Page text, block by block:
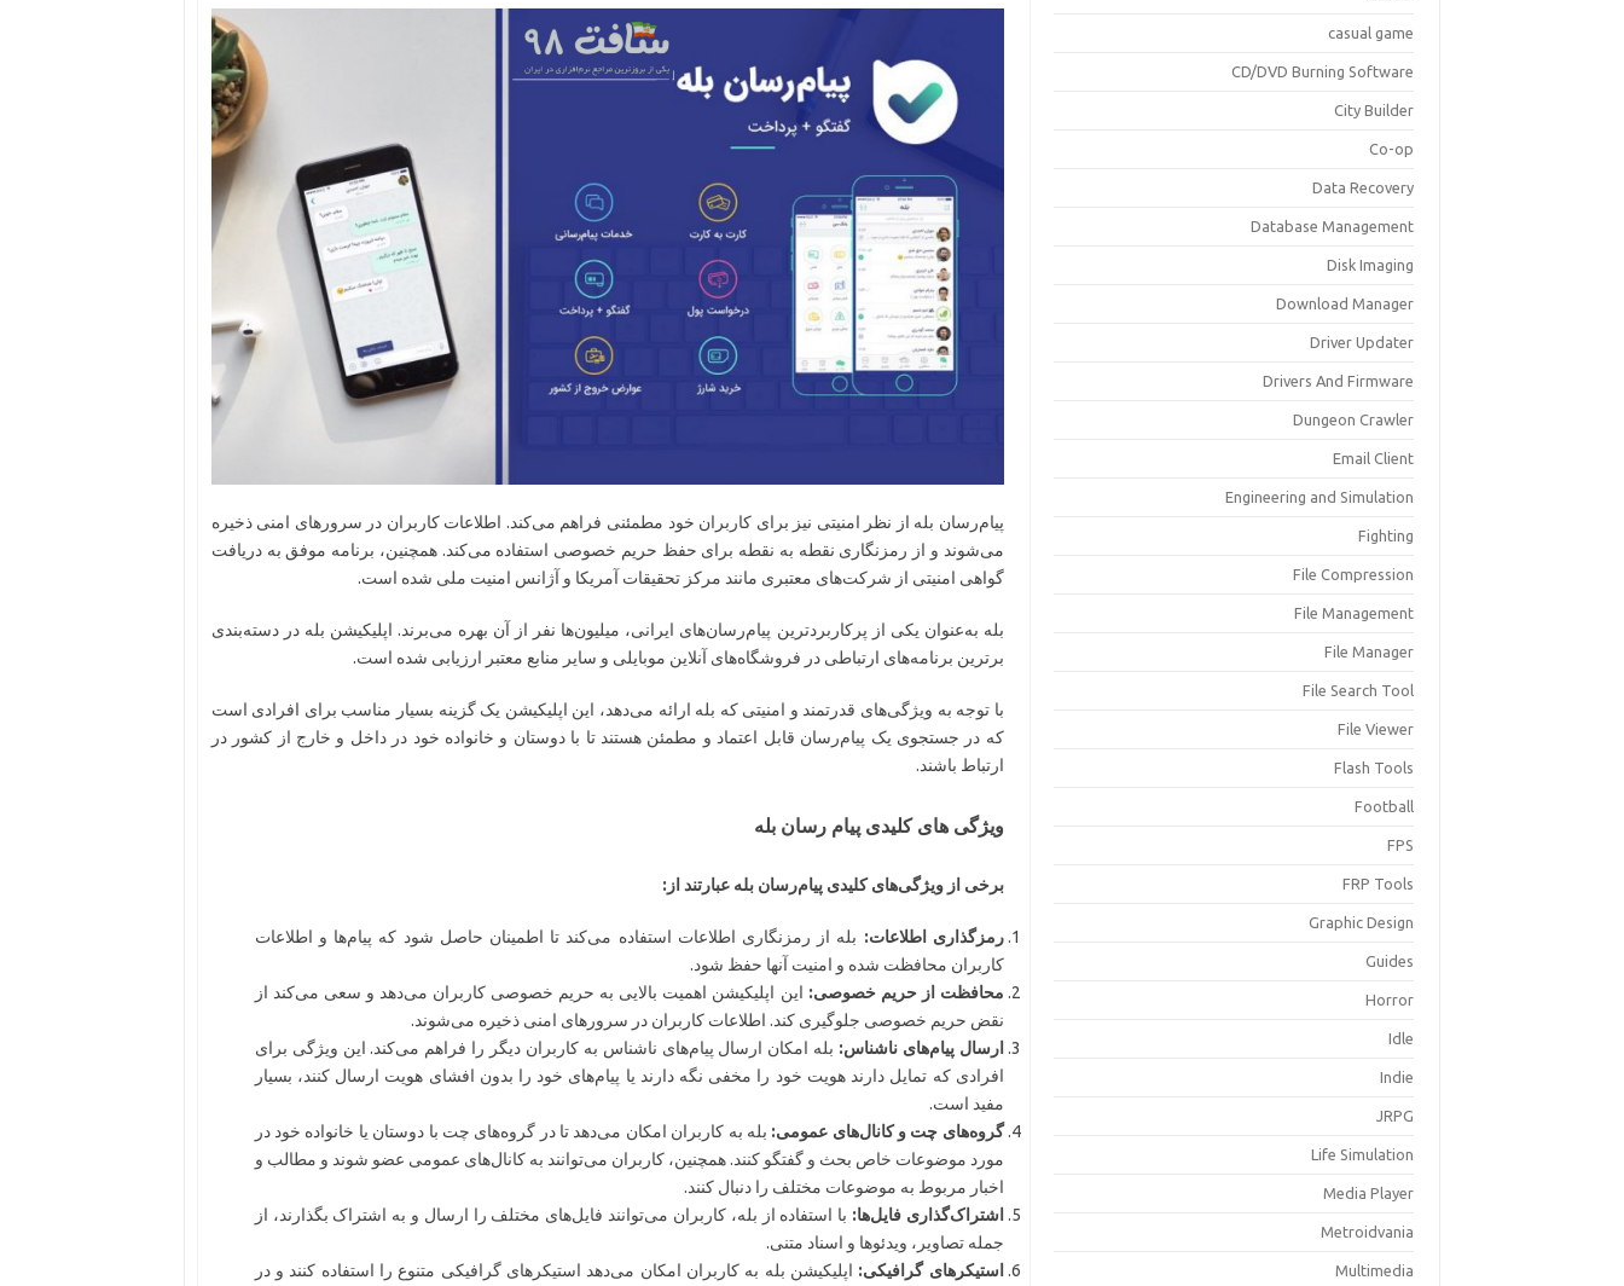
پیام‌رسان بله از نظر امنیتی نیز برای کاربران خود مطمئنی فراهم می‌کند. اطلاعات کاربران در سرورهای امنی ذخیره
می‌شوند و از رمزنگاری نقطه به نقطه برای حفظ حریم خصوصی استفاده می‌کند. همچنین، برنامه موفق به دریافت
گواهی امنیتی از شرکت‌های معتبری مانند مرکز تحقیقات آمریکا و آژانس امنیت ملی شده است.
بله به‌عنوان یکی از پرکاربردترین پیام‌رسان‌های ایرانی، میلیون‌ها نفر از آن بهره می‌برند. اپلیکیشن بله در دسته‌بندی
برترین برنامه‌های ارتباطی در فروشگاه‌های آنلاین موبایلی و سایر منابع معتبر ارزیابی شده است.
با توجه به ویژگی‌های قدرتمند و امنیتی که بله ارائه می‌دهد، این اپلیکیشن یک گزینه بسیار مناسب برای افرادی است
که در جستجوی یک پیام‌رسان قابل اعتماد و مطمئن هستند تا با دوستان و خانواده خود در داخل و خارج از کشور در
ارتباط باشند.
ویژگی های کلیدی پیام رسان بله
برخی از ویژگی‌های کلیدی پیام‌رسان بله عبارتند از:
رمزگذاری اطلاعات: بله از رمزنگاری اطلاعات استفاده می‌کند تا اطمینان حاصل شود که پیام‌ها و اطلاعات
کاربران محافظت شده و امنیت آنها حفظ شود.
محافظت از حریم خصوصی: این اپلیکیشن اهمیت بالایی به حریم خصوصی کاربران می‌دهد و سعی می‌کند از
نقض حریم خصوصی جلوگیری کند. اطلاعات کاربران در سرورهای امنی ذخیره می‌شوند.
ارسال پیام‌های ناشناس: بله امکان ارسال پیام‌های ناشناس به کاربران دیگر را فراهم می‌کند. این ویژگی برای
افرادی که تمایل دارند هویت خود را مخفی نگه دارند یا پیام‌های خود را بدون افشای هویت ارسال کنند، بسیار
مفید است.
گروه‌های چت و کانال‌های عمومی: بله به کاربران امکان می‌دهد تا در گروه‌های چت با دوستان یا خانواده خود در
مورد موضوعات خاص بحث و گفتگو کنند. همچنین، کاربران می‌توانند به کانال‌های عمومی عضو شوند و مطالب و
اخبار مربوط به موضوعات مختلف را دنبال کنند.
اشتراک‌گذاری فایل‌ها: با استفاده از بله، کاربران می‌توانند فایل‌های مختلف را ارسال و به اشتراک بگذارند، از
جمله تصاویر، ویدئوها و اسناد متنی.
استیکرهای گرافیکی: اپلیکیشن بله به کاربران امکان می‌دهد استیکرهای گرافیکی متنوع را استفاده کنند و در
casual game
CD/DVD Burning Software
City Builder
Co-op
Data Recovery
Database Management
Disk Imaging
Download Manager
Driver Updater
Drivers And Firmware
Dungeon Crawler
Email Client
Engineering and Simulation
Fighting
File Compression
File Management
File Manager
File Search Tool
File Viewer
Flash Tools
Football
FPS
FRP Tools
Graphic Design
Guides
Horror
Idle
Indie
JRPG
Life Simulation
Media Player
Metroidvania
Multimedia